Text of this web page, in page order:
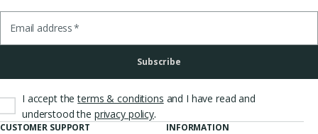
Email address*
Subscribe
I accept the terms & conditions and I have read and
understood the privacy policy.
CUSTOMER SUPPORT INFORMATION